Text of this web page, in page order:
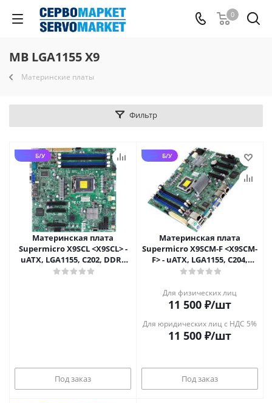
0
MB LGA1155 X9
Материнские платы
Фильтр
Б/У
Материнская плата
Supermicro X9SCL <X9SCL> -
uATX, LGA1155, C202, DDR3
ECC UDIMM, 2xGbE, IPMI
Под заказ
Б/У
Материнская плата
Supermicro X9SCM-F <X9SCM-
F> - uATX, LGA1155, C204,
DDR3 ECC UDIMM, 2xGbE,
Для физических лиц
11 500 ₽/шт
Для юридических лиц с НДС 5%
11 500 ₽/шт
Под заказ